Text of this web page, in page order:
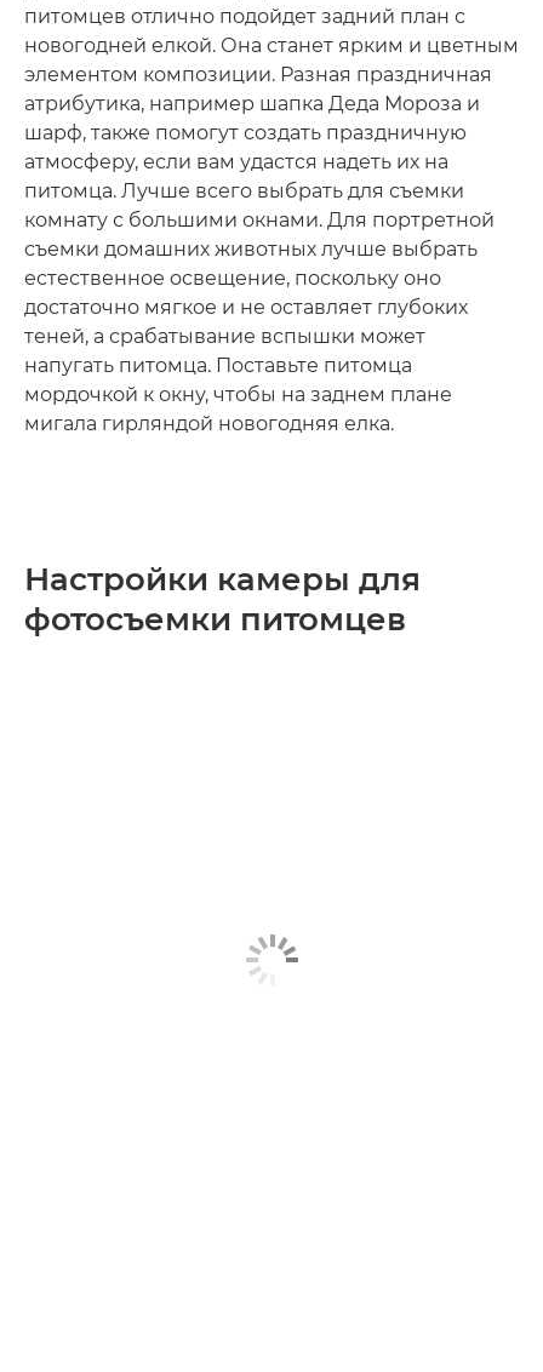
питомцев отлично подойдет задний план с
новогодней елкой. Она станет ярким и цветным
элементом композиции. Разная праздничная
атрибутика, например шапка Деда Мороза и
шарф, также помогут создать праздничную
атмосферу, если вам удастся надеть их на
питомца. Лучше всего выбрать для съемки
комнату с большими окнами. Для портретной
съемки домашних животных лучше выбрать
естественное освещение, поскольку оно
достаточно мягкое и не оставляет глубоких
теней, а срабатывание вспышки может
напугать питомца. Поставьте питомца
мордочкой к окну, чтобы на заднем плане
мигала гирляндой новогодняя елка.
Настройки камеры для
фотосъемки питомцев